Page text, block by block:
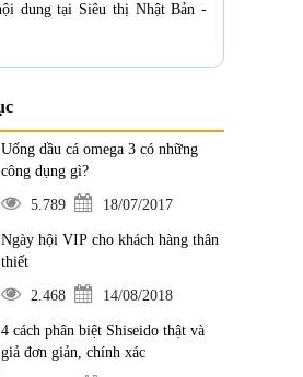
dung tại Siêu thị Nhật Bản -
Uống dầu cá omega 3 có những
công dụng gì?
5.789 18/07/2017
Ngày hội VIP cho khách hàng thân
thiết
2.468 14/08/2018
4 cách phân biệt Shiseido thật và
giả đơn giản, chính xác